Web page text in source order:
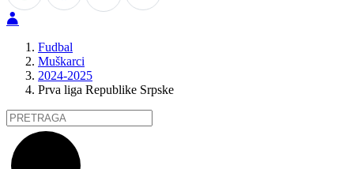
Fudbal
Muškarci
2024-2025
Prva liga Republike Srpske